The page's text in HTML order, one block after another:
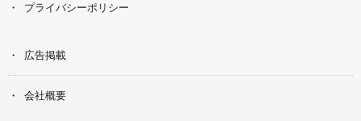
プライバシーポリシー
広告掲載
会社概要